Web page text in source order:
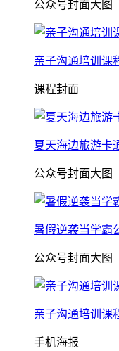
公众号封面大图
亲子沟通培训课
课程封面
夏天海边旅游卡
公众号封面大图
暑假逆袭当学霸
公众号封面大图
亲子沟通培训课
手机海报